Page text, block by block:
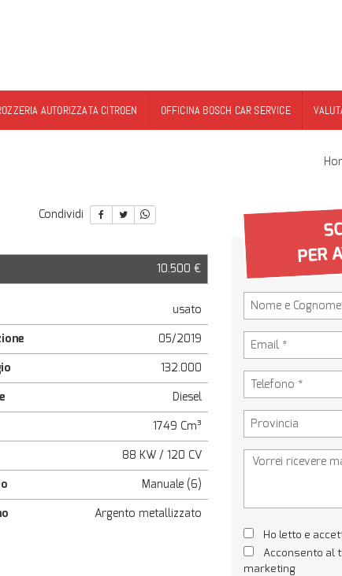
AUTORIZZATA CITROEN OFFICINA BOSCH CAR SERVICE
Condividi
10.500 €
usato
05/2019
132.000
Diesel
1749 Cm³
88 KW / 120 CV
Manuale (6)
Argento metallizzato
PER
Ho letto e
Acconsento al
marketing